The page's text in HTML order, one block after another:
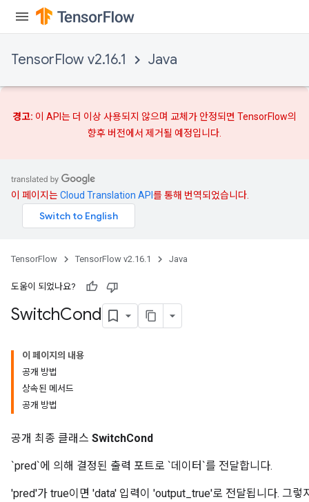
TensorFlow v2.16.1 Java
경고: 이 API는 더 이상 사용되지 않으며 교체가 안정되면 TensorFlow의
향후 버전에서 제거될 예정입니다.
이 페이지는Cloud Translation API 를 통해 번역되었습니다.
TensorFlow TensorFlow v2.16.1 Java
도움이 되었나요?
SwitchCond
이 페이지의 내용
공개 방법
상속된 메서드
공개 방법
공개 최종 클래스 SwitchCond
`pred`에 의해 결정된 출력 포트로 `데이터`를 전달합니다.
'pred'가 true이면 'data' 입력이 'output_true'로 전달됩니다. 그